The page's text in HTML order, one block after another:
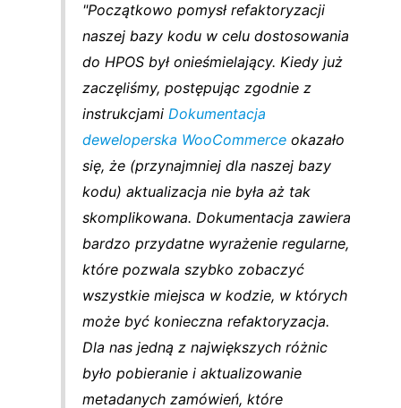
"Początkowo pomysł refaktoryzacji
naszej bazy kodu w celu dostosowania
do HPOS był onieśmielający. Kiedy już
zaczęliśmy, postępując zgodnie z
instrukcjamiDokumentacja
deweloperska WooCommerce okazało
się, że (przynajmniej dla naszej bazy
kodu) aktualizacja nie była aż tak
skomplikowana. Dokumentacja zawiera
bardzo przydatne wyrażenie regularne,
które pozwala szybko zobaczyć
wszystkie miejsca w kodzie, w których
może być konieczna refaktoryzacja.
Dla nas jedną z największych różnic
było pobieranie i aktualizowanie
metadanych zamówień, które